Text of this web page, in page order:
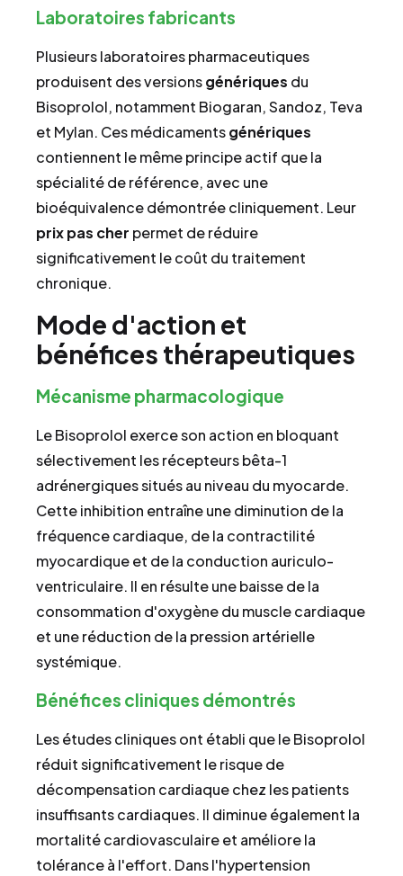
Laboratoires fabricants
Plusieurs laboratoires pharmaceutiques
produisent des versionsgénériques du
Bisoprolol, notamment Biogaran, Sandoz, Teva
et Mylan. Ces médicamentsgénériques
contiennent le même principe actif que la
spécialité de référence, avec une
bioéquivalence démontrée cliniquement. Leur
prixpas cher permet de réduire
significativement le coût du traitement
chronique.
Mode d'action et
bénéfices thérapeutiques
Mécanisme pharmacologique
Le Bisoprolol exerce son action en bloquant
sélectivement les récepteurs bêta-1
adrénergiques situés au niveau du myocarde.
Cette inhibition entraîne une diminution de la
fréquence cardiaque, de la contractilité
myocardique et de la conduction auriculo-
ventriculaire. Il en résulte une baisse de la
consommation d'oxygène du muscle cardiaque
et une réduction de la pression artérielle
systémique.
Bénéfices cliniques démontrés
Les études cliniques ont établi que le Bisoprolol
réduit significativement le risque de
décompensation cardiaque chez les patients
insuffisants cardiaques. Il diminue également la
mortalité cardiovasculaire et améliore la
tolérance à l'effort. Dans l'hypertension